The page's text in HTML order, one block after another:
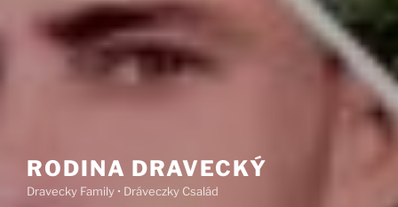
RODINA DRAVECKÝ
Dravecky Family • Dráveczky Család